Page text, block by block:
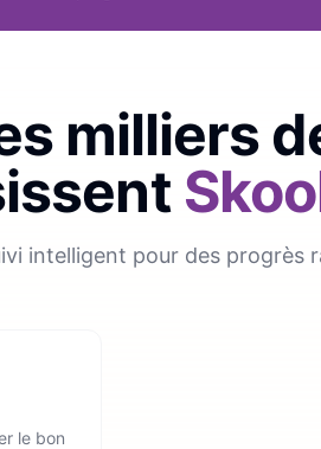
milliers
intelligent pour des progrès
le bon